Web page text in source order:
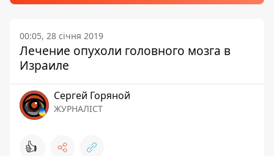
00:05, 28 січня 2019
Лечение опухоли головного мозга в
Израиле
Сергей Горяной
ЖУРНАЛІСТ
👍